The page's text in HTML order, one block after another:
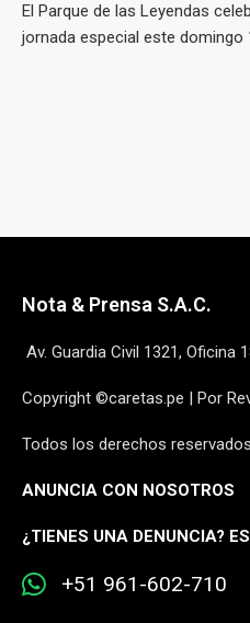
El Parque de las Leyendas
jornada especial este domingo
Nota & Prensa S.A.C.
Av. Guardia Civil 1321, Oficina
Copyright ©caretas.pe | Por
Todos los derechos reservados
ANUNCIA CON NOSOTROS
¿TIENES UNA DENUNCIA?
+51 961-602-710